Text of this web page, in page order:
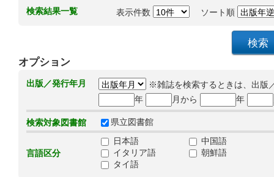
検索結果一覧 表示件数 ソート順
オプション
出版／発行年月
※雑誌を検索するときは、出版
年
月から 年
検索対象図書館 県立図書館
言語区分
日本語
中国語
イタリア語
朝鮮語
タイ語